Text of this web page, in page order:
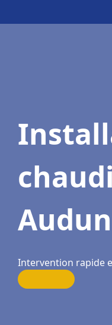
Intervention rapide